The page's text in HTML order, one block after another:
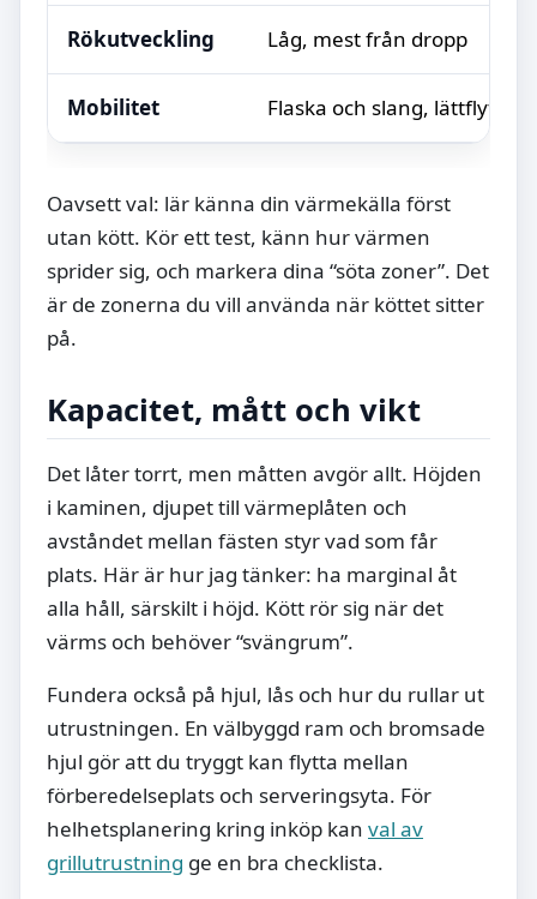
Rökutveckling Låg, mest från dropp
Mobilitet Flaska och slang, lättflyttat
Oavsett val: lär känna din värmekälla först
utan kött. Kör ett test, känn hur värmen
sprider sig, och markera dina “söta zoner”. Det
är de zonerna du vill använda när köttet sitter
på.
Kapacitet, mått och vikt
Det låter torrt, men måtten avgör allt. Höjden
i kaminen, djupet till värmeplåten och
avståndet mellan fästen styr vad som får
plats. Här är hur jag tänker: ha marginal åt
alla håll, särskilt i höjd. Kött rör sig när det
värms och behöver “svängrum”.
Fundera också på hjul, lås och hur du rullar ut
utrustningen. En välbyggd ram och bromsade
hjul gör att du tryggt kan flytta mellan
förberedelseplats och serveringsyta. För
helhetsplanering kring inköp kan val av
grillutrustning ge en bra checklista.